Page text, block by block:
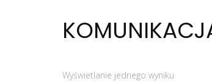
Wyświetlanie jednego wyniku